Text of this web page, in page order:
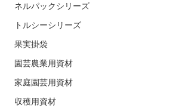
ネルパックシリーズ
トルシーシリーズ
果実掛袋
園芸農業用資材
家庭園芸用資材
収穫用資材